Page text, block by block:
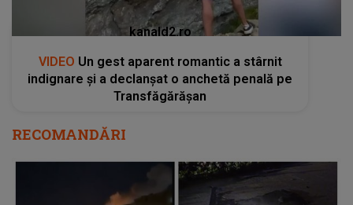
kanald2.ro
VIDEO Un gest aparent romantic a stârnit
indignare și a declanșat o anchetă penală pe
Transfăgărășan
RECOMANDĂRI